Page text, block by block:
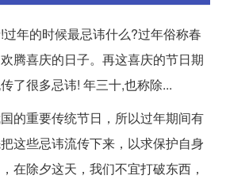
年的时候最忌讳什么?过年俗称春
腾喜庆的日子。再这喜庆的节日期
了很多忌讳! 年三十,也称除...
的重要传统节日，所以过年期间有
这些忌讳流传下来，以求保护自身
在除夕这天，我们不宜打破东西，